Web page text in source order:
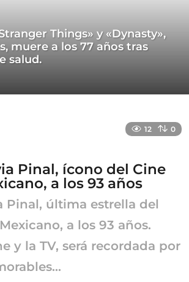
Things» y «Dynasty»,
muere a los 77 años tras
salud.
12 0
Pinal, ícono del Cine
a los 93 años
Pinal, última estrella del
a los 93 años.
y la TV, será recordada por